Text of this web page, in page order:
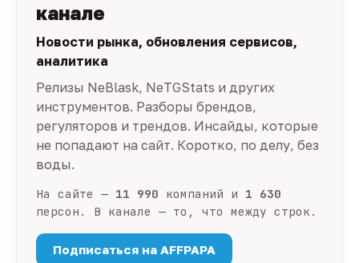
канале
Новости рынка, обновления сервисов,
аналитика
Релизы NeBlask, NeTGStats и других
инструментов. Разборы брендов,
регуляторов и трендов. Инсайды, которые
не попадают на сайт. Коротко, по делу, без
воды.
На сайте — 11 990 компаний и 1 630
персон. В канале — то, что между строк.
Подписаться на AFFPAPA